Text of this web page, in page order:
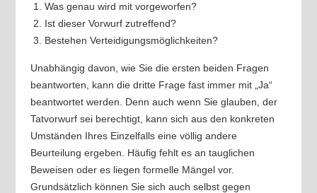
Was genau wird mit vorgeworfen?
Ist dieser Vorwurf zutreffend?
Bestehen Verteidigungsmöglichkeiten?
Unabhängig davon, wie Sie die ersten beiden Fragen
beantworten, kann die dritte Frage fast immer mit „Ja“
beantwortet werden. Denn auch wenn Sie glauben, der
Tatvorwurf sei berechtigt, kann sich aus den konkreten
Umständen Ihres Einzelfalls eine völlig andere
Beurteilung ergeben. Häufig fehlt es an tauglichen
Beweisen oder es liegen formelle Mängel vor.
Grundsätzlich können Sie sich auch selbst gegen